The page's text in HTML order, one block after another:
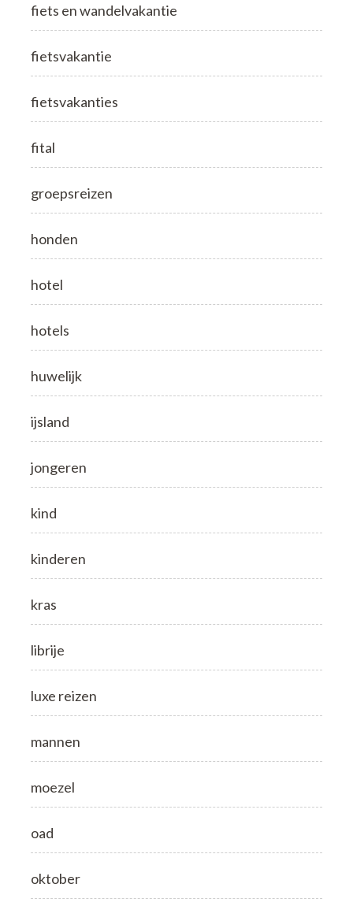
fiets en wandelvakantie
fietsvakantie
fietsvakanties
fital
groepsreizen
honden
hotel
hotels
huwelijk
ijsland
jongeren
kind
kinderen
kras
librije
luxe reizen
mannen
moezel
oad
oktober